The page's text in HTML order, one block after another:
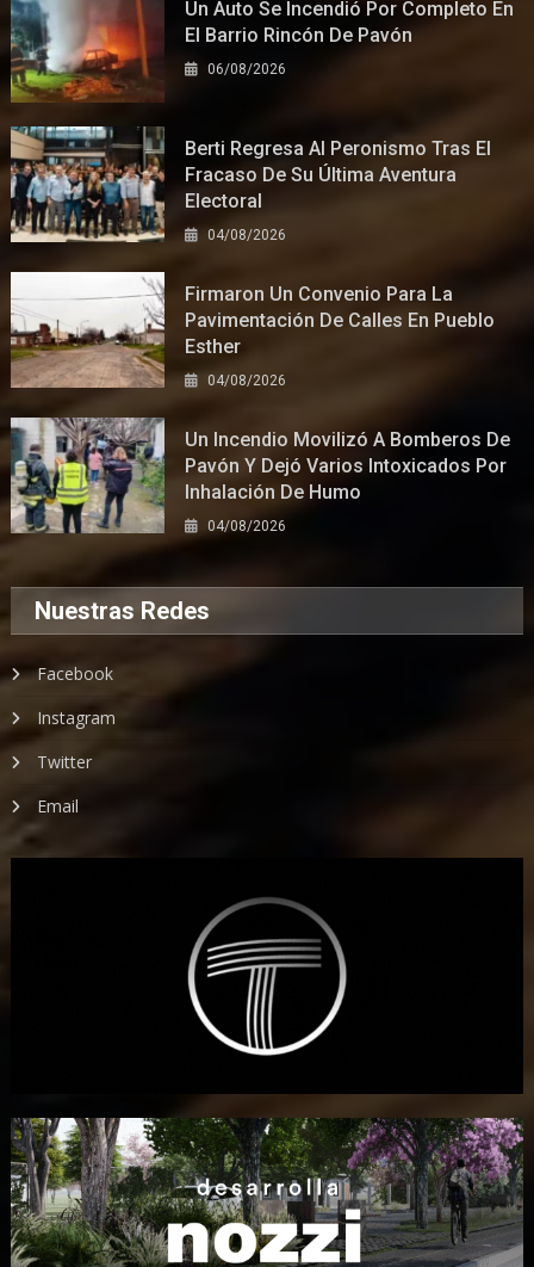
Un Auto Se Incendió Por Completo En
El Barrio Rincón De Pavón
06/08/2026
Berti Regresa Al Peronismo Tras El
Fracaso De Su Última Aventura
Electoral
04/08/2026
Firmaron Un Convenio Para La
Pavimentación De Calles En Pueblo
Esther
04/08/2026
Un Incendio Movilizó A Bomberos De
Pavón Y Dejó Varios Intoxicados Por
Inhalación De Humo
04/08/2026
Nuestras Redes
Facebook
Instagram
Twitter
Email